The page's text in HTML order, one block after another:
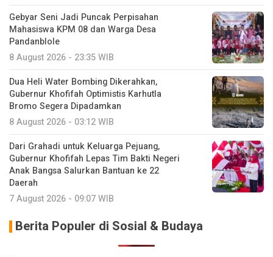
Gebyar Seni Jadi Puncak Perpisahan
Mahasiswa KPM 08 dan Warga Desa
Pandanblole
8 August 2026 - 23:35 WIB
Dua Heli Water Bombing Dikerahkan,
Gubernur Khofifah Optimistis Karhutla
Bromo Segera Dipadamkan
8 August 2026 - 03:12 WIB
Dari Grahadi untuk Keluarga Pejuang,
Gubernur Khofifah Lepas Tim Bakti Negeri
Anak Bangsa Salurkan Bantuan ke 22
Daerah
7 August 2026 - 09:07 WIB
Berita Populer di Sosial & Budaya